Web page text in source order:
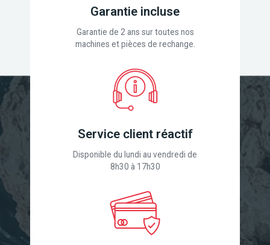
Garantie incluse
Garantie de 2 ans sur toutes nos
machines et pièces de rechange.
Service client réactif
Disponible du lundi au vendredi de
8h30 à 17h30